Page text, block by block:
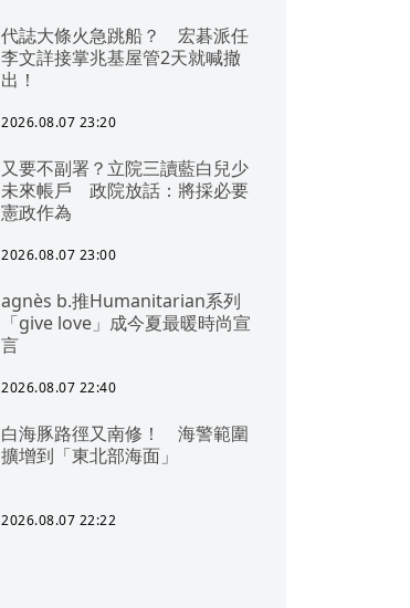
代誌大條火急跳船？ 宏碁派任
李文詳接掌兆基屋管2天就喊撤
出！
2026.08.07 23:20
又要不副署？立院三讀藍白兒少
未來帳戶 政院放話：將採必要
憲政作為
2026.08.07 23:00
agnès b.推Humanitarian系列
「give love」成今夏最暖時尚宣
言
2026.08.07 22:40
白海豚路徑又南修！ 海警範圍
擴增到「東北部海面」
2026.08.07 22:22